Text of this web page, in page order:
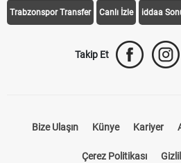
Trabzonspor Transfer Canlı İzle iddaa
Takip Et
Bize Ulaşın Künye Kariyer
Çerez Politikası